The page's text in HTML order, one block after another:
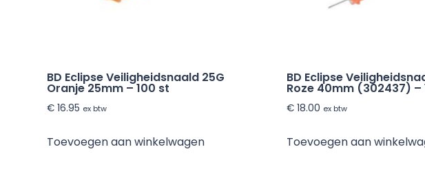
BD Eclipse Veiligheidsnaald 25G
Oranje 25mm – 100 st
€ 16.95 ex btw
Toevoegen aan winkelwagen
BD Eclipse
Roze 40mm (302437) –
€18.00 ex btw
Toevoegen aan